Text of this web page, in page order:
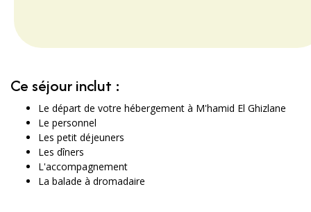
Ce séjour inclut :
Le départ de votre hébergement à M'hamid El Ghizlane
Le personnel
Les petit déjeuners
Les dîners
L'accompagnement
La balade à dromadaire